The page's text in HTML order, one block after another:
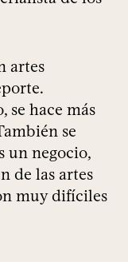
artes
se hace más
se
un negocio,
de las artes
muy difíciles